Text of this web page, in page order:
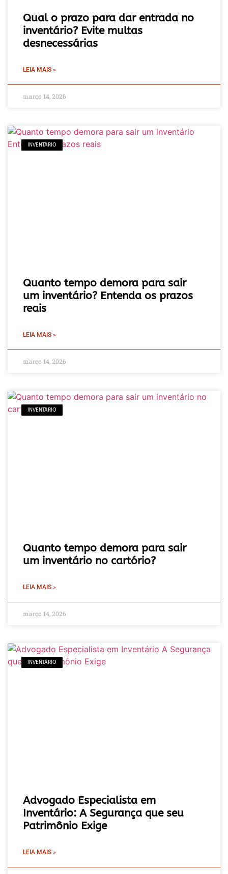
Qual o prazo para dar entrada no
inventário? Evite multas
desnecessárias
LEIA MAIS »
março 14, 2026
INVENTÁRIO
Quanto tempo demora para sair
um inventário? Entenda os prazos
reais
LEIA MAIS »
março 14, 2026
INVENTÁRIO
Quanto tempo demora para sair
um inventário no cartório?
LEIA MAIS »
março 14, 2026
INVENTÁRIO
Advogado Especialista em
Inventário: A Segurança que seu
Patrimônio Exige
LEIA MAIS »